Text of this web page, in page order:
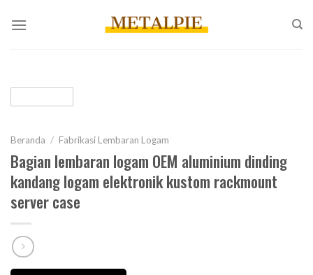
Beranda / Fabrikasi Lembaran Logam
Bagian lembaran logam OEM aluminium dinding
kandang logam elektronik kustom rackmount
server case